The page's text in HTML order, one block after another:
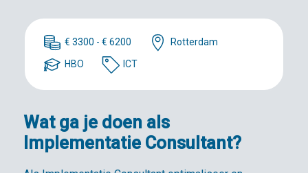
€ 3300 - € 6200
Rotterdam
HBO
ICT
Wat ga je doen als
Implementatie Consultant?